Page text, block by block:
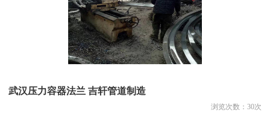
武汉压力容器法兰 吉轩管道制造
浏览次数： 30次